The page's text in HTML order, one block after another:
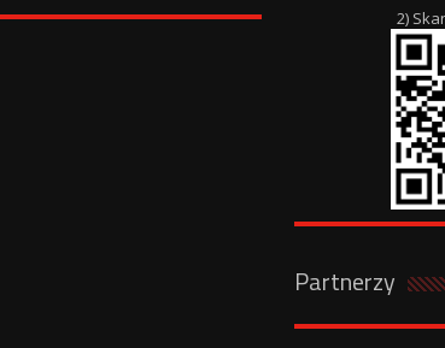
2)
Partnerzy